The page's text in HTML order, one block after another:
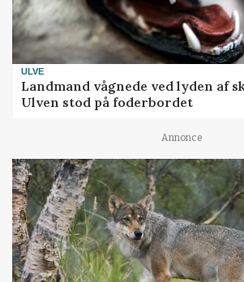
ULVE
Landmand vågnede ved lyden af
Ulven stod på foderbordet
Annonce